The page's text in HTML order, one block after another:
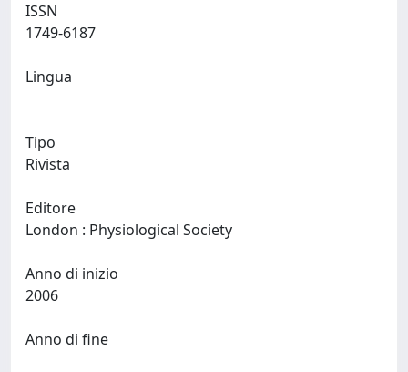
ISSN
Lingua
Tipo
Rivista
Editore
Anno di inizio
Anno di fine